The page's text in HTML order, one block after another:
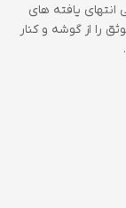
انتهای یافته های
را از گوشه و کنار